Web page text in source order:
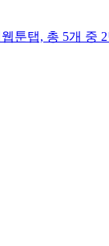
웹툰탭, 총 5개 중